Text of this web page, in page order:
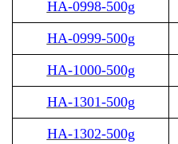
HA-0998-500g
HA-0999-500g
HA-1000-500g
HA-1301-500g
HA-1302-500g